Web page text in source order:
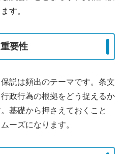
す。
要性
説は頻出のテーマです。条文
政行為の根拠をどう捉えるか
基礎から押さえておくこと
ーズになります。